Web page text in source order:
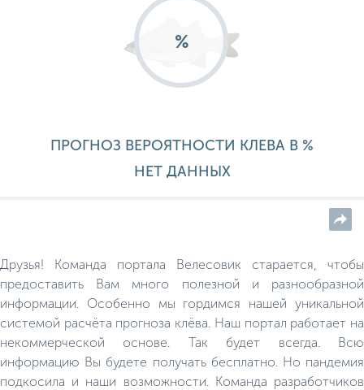
%
ПРОГНОЗ ВЕРОЯТНОСТИ КЛЕВА В %
НЕТ ДАННЫХ
Друзья! Команда портала Велесовик старается, чтобы
предоставить Вам много полезной и разнообразной
информации. Особенно мы гордимся нашей уникальной
системой расчёта прогноза клёва. Наш портал работает на
некоммерческой основе. Так будет всегда. Всю
информацию Вы будете получать бесплатно. Но пандемия
подкосила и наши возможности. Команда разработчиков